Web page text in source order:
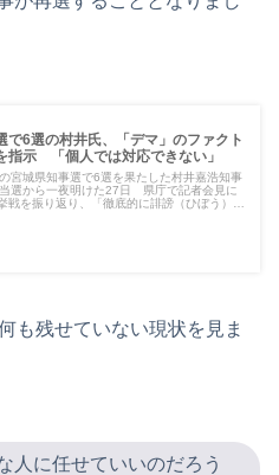
で6選の村井氏、「デマ」のファクト
指示 「個人では対応できない」
宮城県知事選で6選を果たした村井嘉浩知事
当選から一夜明けた27日 県庁で記者会見に
戦を振り返り、「徹底的に誹謗（ひぼう）…
も残せていない現状を見ま
人に任せていいのだろう